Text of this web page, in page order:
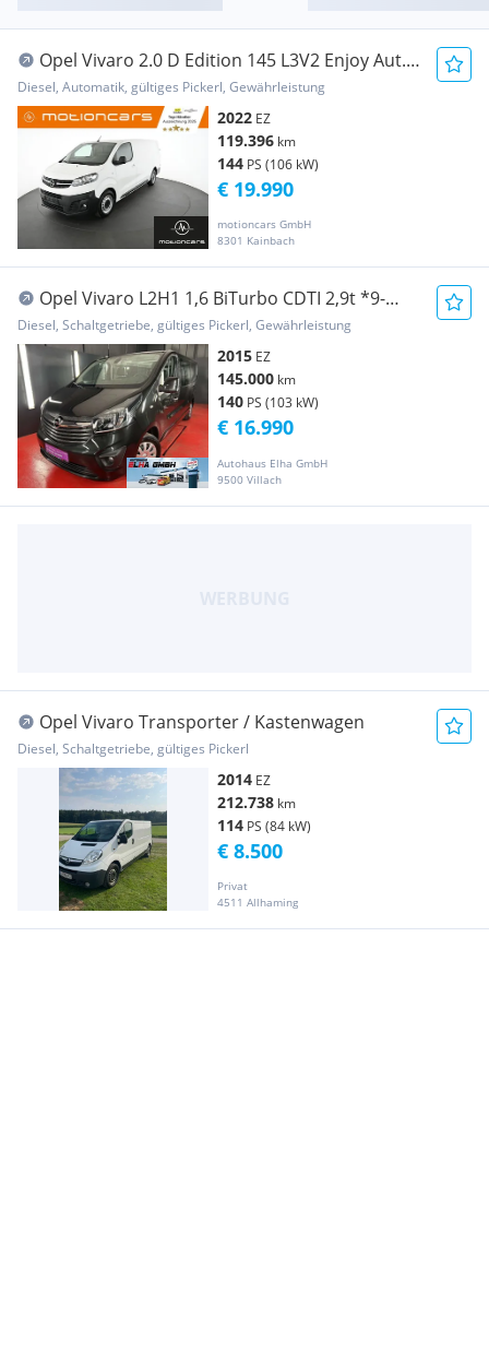
Opel Vivaro 2.0 D Edition 145 L3V2 Enjoy Aut.
Picker... Transporter / Kastenwagen
Diesel, Automatik, gültiges Pickerl, Gewährleistung
2022 EZ
119.396 km
144 PS (106 kW)
motioncars GmbH
8301 Kainbach
€ 19.990
Opel Vivaro L2H1 1,6 BiTurbo CDTI 2,9t *9-
Sitze Bus
Diesel, Schaltgetriebe, gültiges Pickerl, Gewährleistung
2015 EZ
145.000 km
140 PS (103 kW)
Autohaus Elha GmbH
9500 Villach
€ 16.990
Opel Vivaro Transporter / Kastenwagen
Diesel, Schaltgetriebe, gültiges Pickerl
2014 EZ
212.738 km
114 PS (84 kW)
Privat
4511 Allhaming
€ 8.500